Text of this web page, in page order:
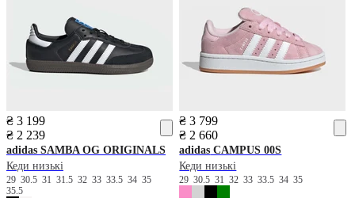
₴ 3 199
₴ 2 239
adidas SAMBA OG ORIGINALS
Кеди низькі
29 30.5 31 31.5 32 33 33.5 34 35
35.5
₴ 3 799
₴ 2 660
adidas CAMPUS 00S
Кеди низькі
2930.531323333.53435